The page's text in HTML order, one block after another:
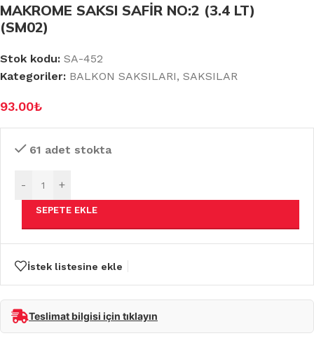
MAKROME SAKSI SAFİR NO:2 (3.4 LT)
(SM02)
Stok kodu: SA-452
Kategoriler: BALKON SAKSILARI, SAKSILAR
93.00₺
61 adet stokta
- +
SEPETE EKLE
İstek listesine ekle
Teslimat bilgisi için tıklayın